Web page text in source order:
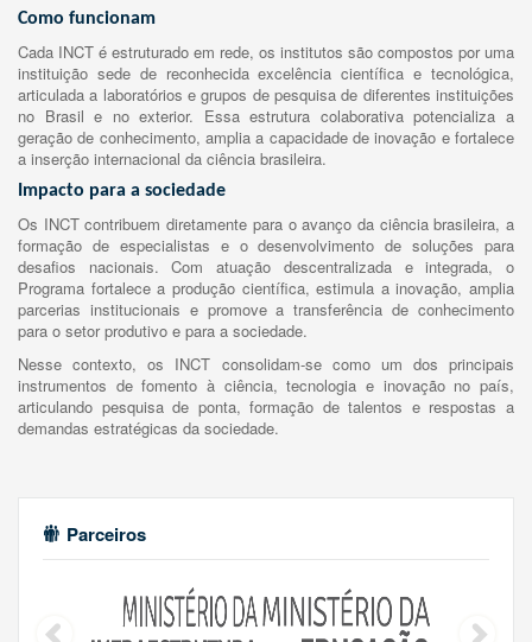
Como funcionam
Cada INCT é estruturado em rede, os institutos são compostos por uma
instituição sede de reconhecida excelência científica e tecnológica,
articulada a laboratórios e grupos de pesquisa de diferentes instituições
no Brasil e no exterior. Essa estrutura colaborativa potencializa a
geração de conhecimento, amplia a capacidade de inovação e fortalece
a inserção internacional da ciência brasileira.
Impacto para a sociedade
Os INCT contribuem diretamente para o avanço da ciência brasileira, a
formação de especialistas e o desenvolvimento de soluções para
desafios nacionais. Com atuação descentralizada e integrada, o
Programa fortalece a produção científica, estimula a inovação, amplia
parcerias institucionais e promove a transferência de conhecimento
para o setor produtivo e para a sociedade.
Nesse contexto, os INCT consolidam-se como um dos principais
instrumentos de fomento à ciência, tecnologia e inovação no país,
articulando pesquisa de ponta, formação de talentos e respostas a
demandas estratégicas da sociedade.
Parceiros